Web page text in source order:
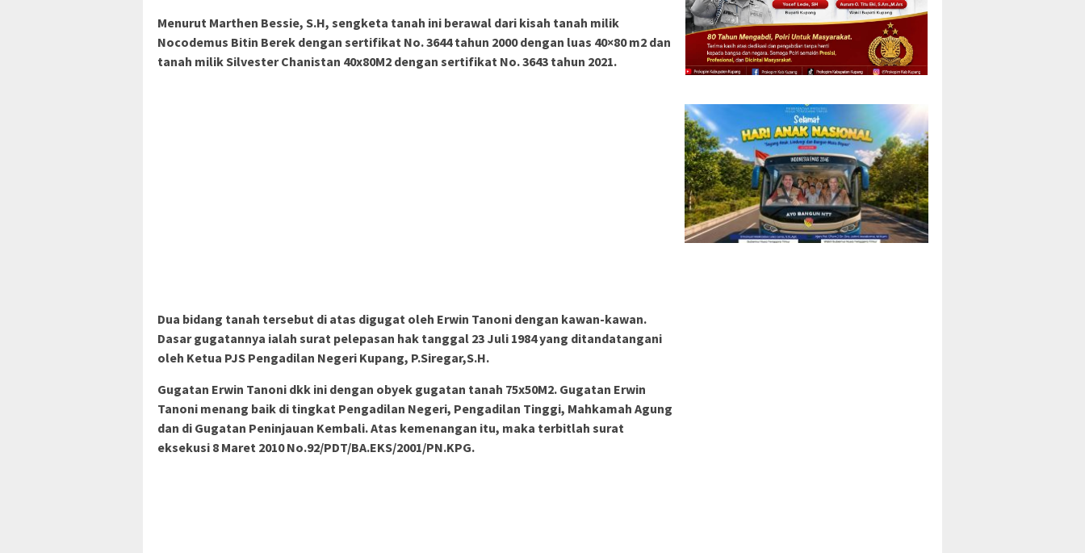
Menurut Marthen Bessie, S.H, sengketa tanah ini berawal dari kisah tanah milik
Nocodemus Bitin Berek dengan sertifikat No. 3644 tahun 2000 dengan luas 40×80 m2 dan
tanah milik Silvester Chanistan 40x80M2 dengan sertifikat No. 3643 tahun 2021.
Dua bidang tanah tersebut di atas digugat oleh Erwin Tanoni dengan kawan-kawan.
Dasar gugatannya ialah surat pelepasan hak tanggal 23 Juli 1984 yang ditandatangani
oleh Ketua PJS Pengadilan Negeri Kupang, P.Siregar,S.H.
Gugatan Erwin Tanoni dkk ini dengan obyek gugatan tanah 75x50M2. Gugatan Erwin
Tanoni menang baik di tingkat Pengadilan Negeri, Pengadilan Tinggi, Mahkamah Agung
dan di Gugatan Peninjauan Kembali. Atas kemenangan itu, maka terbitlah surat
eksekusi 8 Maret 2010 No.92/PDT/BA.EKS/2001/PN.KPG.